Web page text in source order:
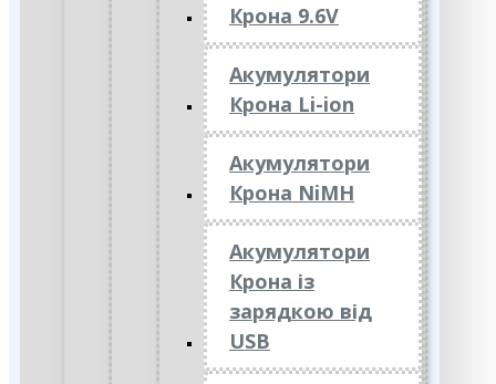
Крона 9.6V
Акумулятори
Крона Li-ion
Акумулятори
Крона NiMH
Акумулятори
Крона із
зарядкою від
USB